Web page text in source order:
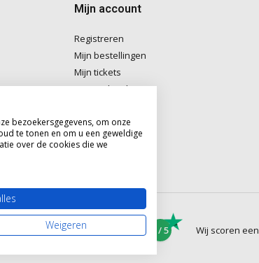
Mijn account
Registreren
Mijn bestellingen
Mijn tickets
Mijn verlanglijst
Plus+
4 / 5 Wij scoren een
bezoekersgegevens, om onze
te tonen en om u een geweldige
over de cookies die we
Weigeren